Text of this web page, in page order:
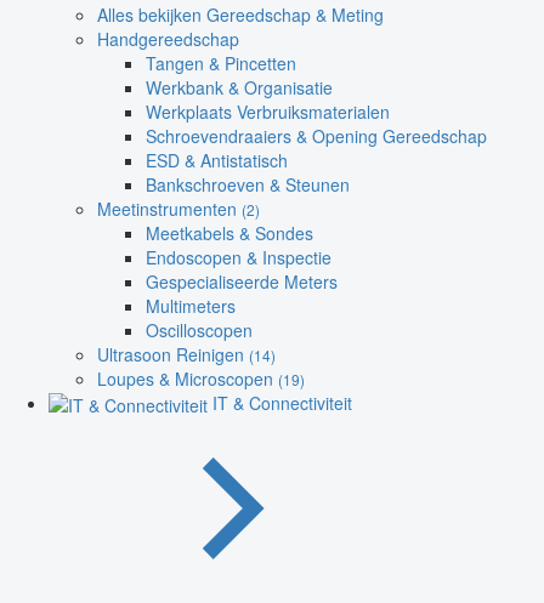
Alles bekijken Gereedschap & Meting
Handgereedschap
Tangen & Pincetten
Werkbank & Organisatie
Werkplaats Verbruiksmaterialen
Schroevendraaiers & Opening Gereedschap
ESD & Antistatisch
Bankschroeven & Steunen
Meetinstrumenten (2)
Meetkabels & Sondes
Endoscopen & Inspectie
Gespecialiseerde Meters
Multimeters
Oscilloscopen
Ultrasoon Reinigen (14)
Loupes & Microscopen (19)
IT & Connectiviteit